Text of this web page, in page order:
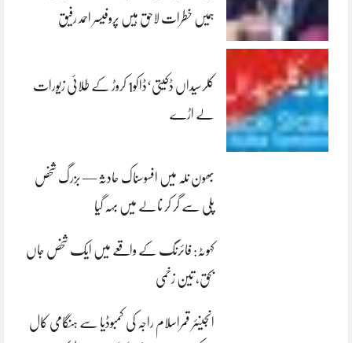
ہمیں خطرات لاحق ہیں پروفیسر احمد رفیق
کلرسیداں ڈکیتی‘ڈاکو1 کروڑ کے طلائی زیورات
لے اڑے
بھون نلہ میں افسوسناک حادثہ — بزرگ شخص
پلی سے گر کر نالے میں بہہ گیا
کہوٹہ: فائرنگ کے واقعے میں ایک شخص جاں
بحق، تین زخمی
انجینئر قمراسلام راجہ کی کمبوڈیا سے ہنگامی کال